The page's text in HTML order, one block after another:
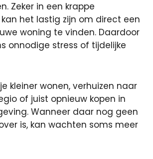
Zeker in een krappe
het lastig zijn om direct een
woning te vinden. Daardoor
onnodige stress of tijdelijke
kleiner wonen, verhuizen naar
of juist opnieuw kopen in
Wanneer daar nog geen
is, kan wachten soms meer
verkopen
Woning
kopen
Taxaties
Over ons
Over ons